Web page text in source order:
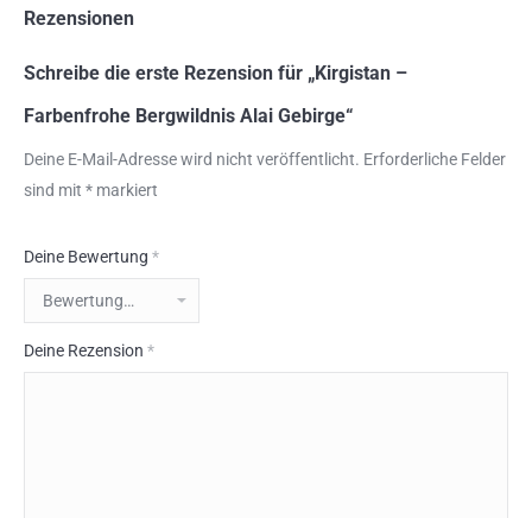
Rezensionen
Schreibe die erste Rezension für „Kirgistan –
Farbenfrohe Bergwildnis Alai Gebirge“
Deine E-Mail-Adresse wird nicht veröffentlicht. Erforderliche Felder
sind mit * markiert
Deine Bewertung *
Deine Rezension *